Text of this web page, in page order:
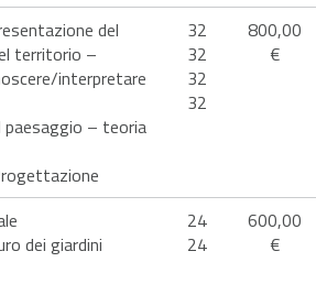
del
territorio –
interpretare
– teoria
32
32
32
32
800,00
€
dei giardini
24
24
600,00
€